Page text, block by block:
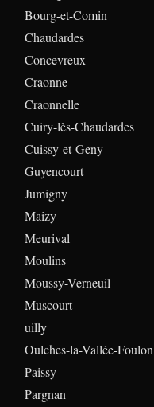
Bourg-et-Comin
Chaudardes
Concevreux
Craonne
Craonnelle
Cuiry-lès-Chaudardes
Cuissy-et-Geny
Guyencourt
Jumigny
Maizy
Meurival
Moulins
Moussy-Verneuil
Muscourt
uilly
Oulches-la-Vallée-Foulon
Paissy
Pargnan